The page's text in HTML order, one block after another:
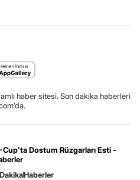
haber sitesi. Son dakika haberleri
Cup'ta Dostum Rüzgarları Esti -
Haberler